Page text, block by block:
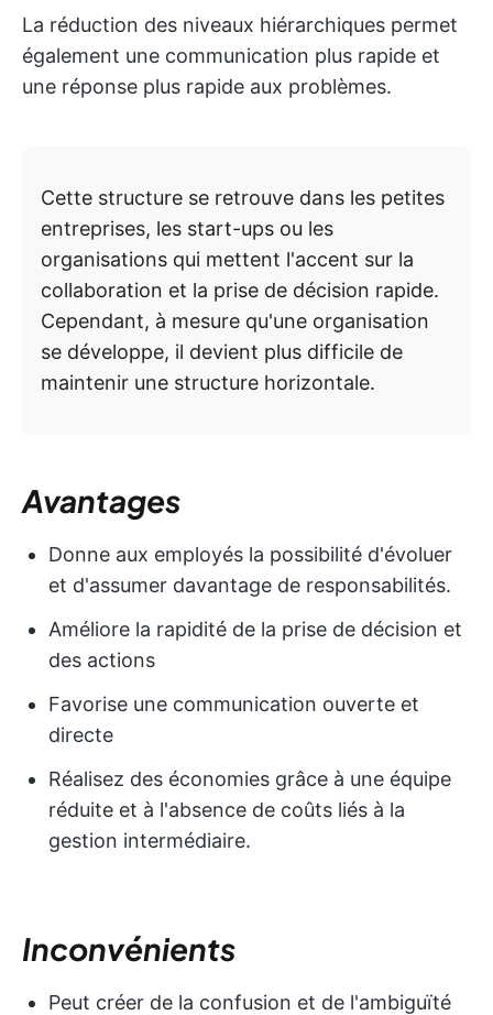
La réduction des niveaux hiérarchiques permet
également une communication plus rapide et
une réponse plus rapide aux problèmes.
Cette structure se retrouve dans les petites
entreprises, les start-ups ou les
organisations qui mettent l'accent sur la
collaboration et la prise de décision rapide.
Cependant, à mesure qu'une organisation
se développe, il devient plus difficile de
maintenir une structure horizontale.
Avantages
Donne aux employés la possibilité d'évoluer
et d'assumer davantage de responsabilités.
Améliore la rapidité de la prise de décision et
des actions
Favorise une communication ouverte et
directe
Réalisez des économies grâce à une équipe
réduite et à l'absence de coûts liés à la
gestion intermédiaire.
Inconvénients
Peut créer de la confusion et de l'ambiguïté